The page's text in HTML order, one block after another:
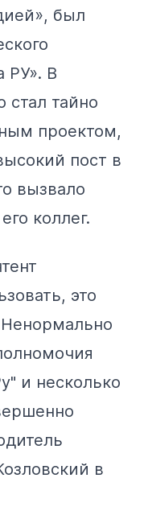
был
РУ». В
стал тайно
проектом,
пост в
вызвало
коллег.
это
и несколько
в